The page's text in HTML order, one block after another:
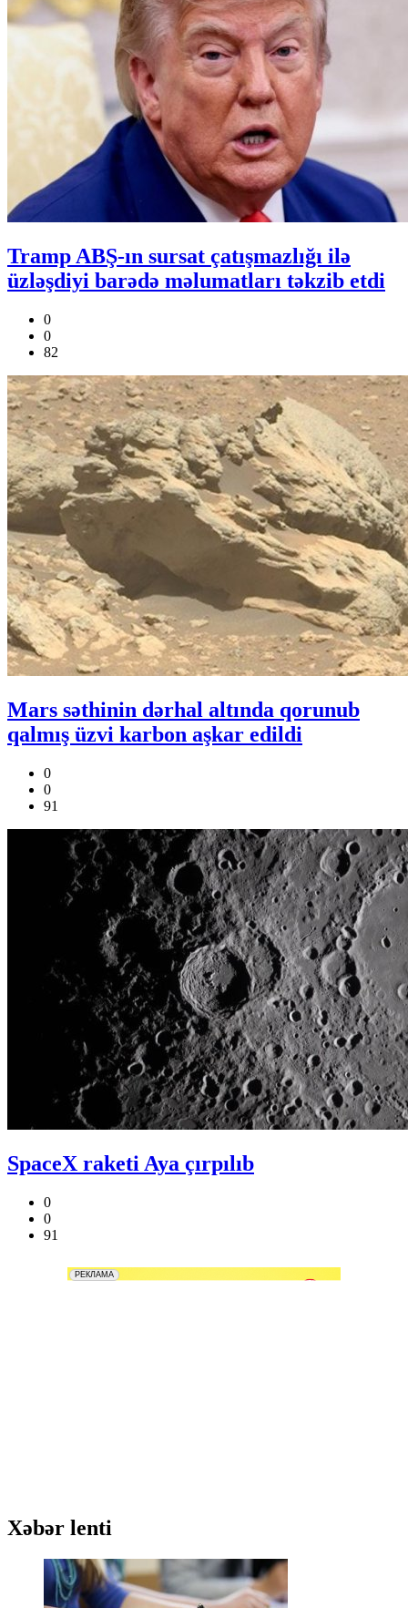
Tramp ABŞ-ın sursat çatışmazlığı ilə
üzləşdiyi barədə məlumatları təkzib etdi
0
0
82
Mars səthinin dərhal altında qorunub
qalmış üzvi karbon aşkar edildi
0
0
91
SpaceX raketi Aya çırpılıb
0
0
91
Xəbər lenti